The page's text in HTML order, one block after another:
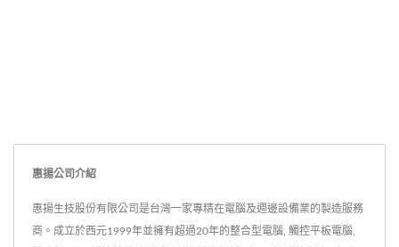
惠揚公司介紹
惠揚生技股份有限公司是台灣一家專精在電腦及週邊設備業的製造服務
商。成立於西元1999年並擁有超過20年的整合型電腦, 觸控平板電腦,